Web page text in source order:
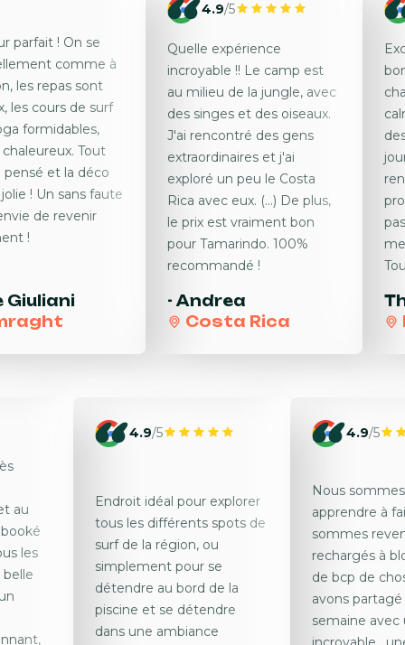
parfait ! On se
comme à
les repas sont
les cours de surf
formidables,
Tout
pensé et la déco
! Un sans faute
de revenir
!
Giuliani
4.9/5
Quelle expérience
incroyable !! Le camp est
au milieu de la jungle, avec
des singes et des oiseaux.
J'ai rencontré des gens
extraordinaires et j'ai
exploré un peu le Costa
Rica avec eux. (...) De plus,
le prix est vraiment bon
pour Tamarindo. 100%
recommandé !
- Andrea
Costa Rica
au
les
belle
4.9/5
Endroit idéal pour explorer
tous les différents spots de
surf de la région, ou
simplement pour se
détendre au bord de la
piscine et se détendre
dans une ambiance
4.9/5
Nous
apprendre à
sommes
rechargés à
de bcp de
avons
semaine avec